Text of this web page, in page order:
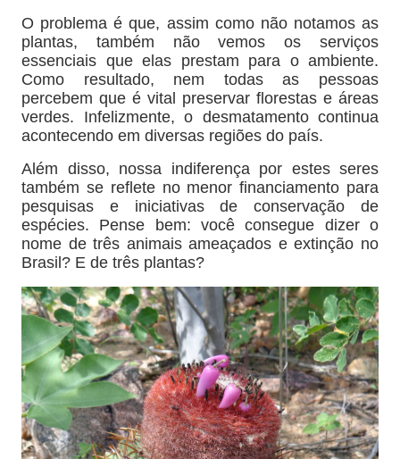
O problema é que, assim como não notamos as
plantas, também não vemos os serviços
essenciais que elas prestam para o ambiente.
Como resultado, nem todas as pessoas
percebem que é vital preservar florestas e áreas
verdes. Infelizmente, o desmatamento continua
acontecendo em diversas regiões do país.
Além disso, nossa indiferença por estes seres
também se reflete no menor financiamento para
pesquisas e iniciativas de conservação de
espécies. Pense bem: você consegue dizer o
nome de três animais ameaçados e extinção no
Brasil? E de três plantas?